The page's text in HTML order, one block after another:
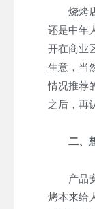
烧烤店
还是中年
开在商业
生意，当
情况推荐
之后，再
二、
产品安
烤本来给